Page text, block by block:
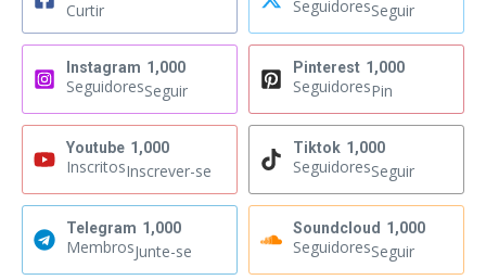
Curtir
SeguidoresSeguir
Instagram 1,000
SeguidoresSeguir
Pinterest 1,000
SeguidoresPin
Youtube 1,000
InscritosInscrever-se
Tiktok 1,000
SeguidoresSeguir
Telegram 1,000
MembrosJunte-se
Soundcloud 1,000
SeguidoresSeguir